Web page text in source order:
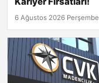
6 Ağustos 2026 Perşembe